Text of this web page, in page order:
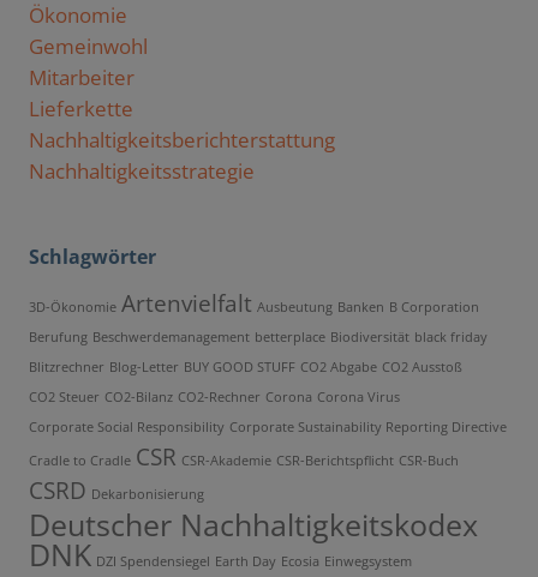
Ökonomie
Gemeinwohl
Mitarbeiter
Lieferkette
Nachhaltigkeitsberichterstattung
Nachhaltigkeitsstrategie
Schlagwörter
3D-Ökonomie Artenvielfalt Ausbeutung Banken B Corporation
Berufung Beschwerdemanagement betterplace Biodiversität black friday
Blitzrechner Blog-Letter BUY GOOD STUFF CO2 Abgabe CO2 Ausstoß
CO2 Steuer CO2-Bilanz CO2-Rechner Corona Corona Virus
Corporate Social Responsibility Corporate Sustainability Reporting Directive
Cradle to Cradle CSR CSR-Akademie CSR-Berichtspflicht CSR-Buch
CSRD Dekarbonisierung
Deutscher Nachhaltigkeitskodex
DNK DZI Spendensiegel Earth Day Ecosia Einwegsystem